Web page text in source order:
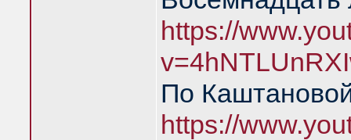
https://
По
https://